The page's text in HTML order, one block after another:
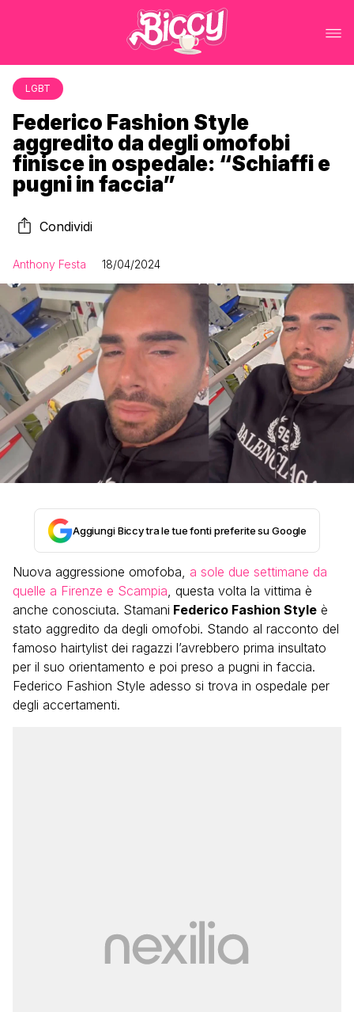
LGBT
Federico Fashion Style
aggredito da degli omofobi
finisce in ospedale: “Schiaffi e
pugni in faccia”
Condividi
Anthony Festa 18/04/2024
Aggiungi Biccy tra le tue fonti preferite su Google
Nuova aggressione omofoba, a sole due settimane da
quelle a Firenze e Scampia, questa volta la vittima è
anche conosciuta. Stamani Federico Fashion Style è
stato aggredito da degli omofobi. Stando al racconto del
famoso hairtylist dei ragazzi l’avrebbero prima insultato
per il suo orientamento e poi preso a pugni in faccia.
Federico Fashion Style adesso si trova in ospedale per
degli accertamenti.